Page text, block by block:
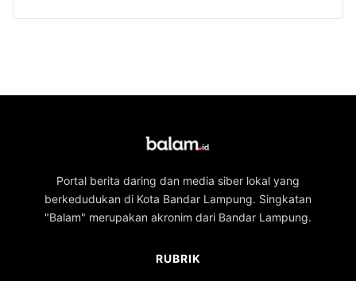
Portal berita daring dan media siber lokal yang
berkedudukan di Kota Bandar Lampung. Singkatan
"Balam" merupakan akronim dari Bandar Lampung.
RUBRIK